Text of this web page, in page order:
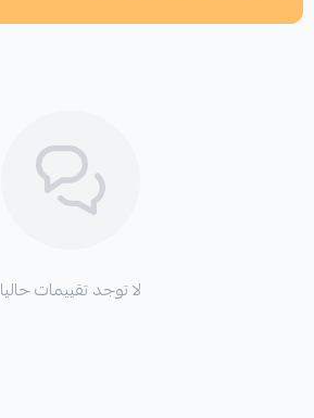
اطلب المنتج
لا توجد تقييمات حاليا